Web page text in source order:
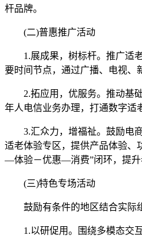
杆品牌。
(二)普惠推广活动
1.展成果，树标杆。推广适老
要时间节点，通过广播、电视、
2.拓应用，优服务。推动基础
年人电信业务办理，打通数字适
3.汇众力，增福祉。鼓励电商
适老体验专区，提供产品体验、
—体验－优惠—消费”闭环，提升
(三)特色专场活动
鼓励有条件的地区结合实际组
1.以研促用。围绕多模态交互